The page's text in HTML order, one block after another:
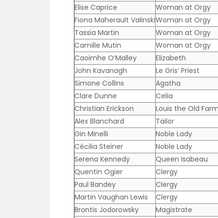
Elise Caprice
Woman at Orgy
Fiona Maherault ValinskiWoman at Orgy
Tassia Martin
Woman at Orgy
Camille Mutin
Woman at Orgy
Caoimhe O’Malley
Elizabeth
John Kavanagh
Le Gris’ Priest
Simone Collins
Agatha
Clare Dunne
Celia
Christian Erickson
Louis the Old
Alex Blanchard
Tailor
Gin Minelli
Noble Lady
Cécilia Steiner
Noble Lady
Serena Kennedy
Queen Isabeau
Quentin Ogier
Clergy
Paul Bandey
Clergy
Martin Vaughan Lewis
Clergy
Brontis Jodorowsky
Magistrate